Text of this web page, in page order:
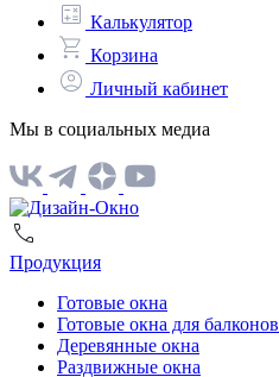
Калькулятор
Корзина
Личный кабинет
Мы в социальных медиа
Продукция
Готовые окна
Готовые окна для балконов
Деревянные окна
Раздвижные окна